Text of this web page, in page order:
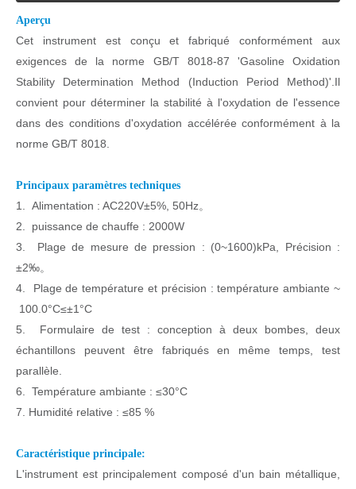
Aperçu
Cet instrument est conçu et fabriqué conformément aux
exigences de la norme GB/T 8018-87 'Gasoline Oxidation
Stability Determination Method (Induction Period Method)'.Il
convient pour déterminer la stabilité à l'oxydation de l'essence
dans des conditions d'oxydation accélérée conformément à la
norme GB/T 8018.
Principaux paramètres techniques
1. Alimentation : AC220V±5%, 50Hz。
2. puissance de chauffe : 2000W
3. Plage de mesure de pression : (0~1600)kPa, Précision :
±2‰。
4. Plage de température et précision : température ambiante ~
100.0°C≤±1°C
5. Formulaire de test : conception à deux bombes, deux
échantillons peuvent être fabriqués en même temps, test
parallèle.
6. Température ambiante : ≤30°C
7. Humidité relative : ≤85 %
Caractéristique principale:
L'instrument est principalement composé d'un bain métallique,